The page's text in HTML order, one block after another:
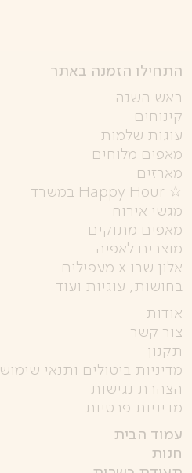
התחילו הזמנה באתר
ראש השנה
קינוחים
עוגות שלמות
מאפים מלוחים
מארזים
☆ Happy Hour במשרד
מגשי אירוח
מאפים מתוקים
מוצרים לאפיה
אלון שבו x מעפילים
בחושות, עוגיות ועוד
אודות
צור קשר
תקנון
מדיניות ביטולים ותנאי שימוש
הצהרת נגישות
מדיניות פרטיות
עמוד הבית
חנות